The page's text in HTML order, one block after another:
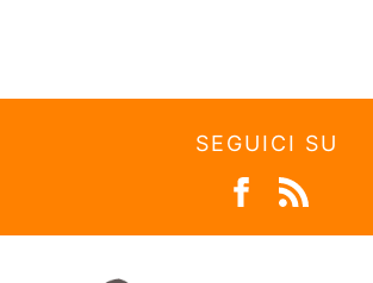
SEGUICI SU